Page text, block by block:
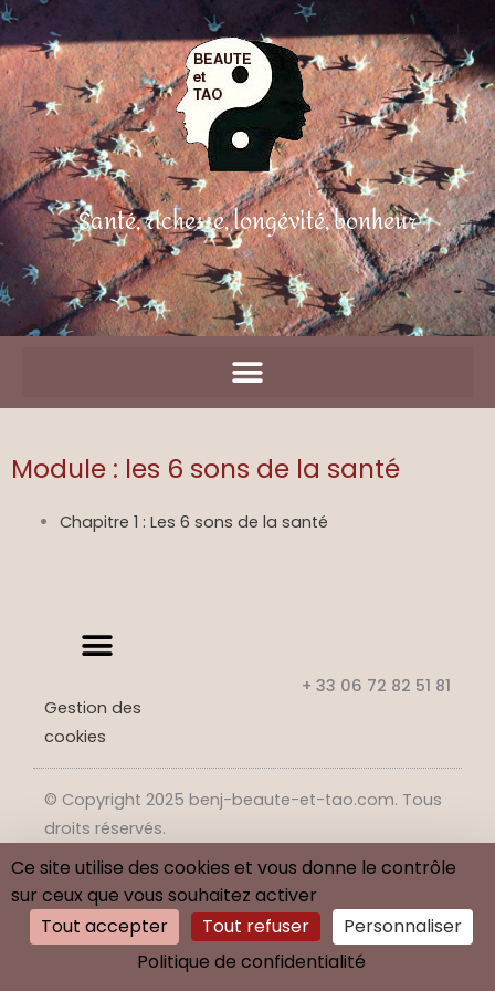
Aller
au
contenu
Santé, richesse, longévité, bonheur
Module : les 6 sons de la santé
Chapitre 1 : Les 6 sons de la santé
Gestion des
cookies
+ 33 06 72 82 51 81
© Copyright 2025 benj-beaute-et-tao.com. Tous
droits réservés.
F
c
e
b
o
o
k
T
i
t
t
e
r
G
o
g
l
e
-
p
P
n
t
e
r
e
s
Panneau de gestion des cookies
Ce site utilise des cookies et vous donne le contrôle
sur ceux que vous souhaitez activer
Tout accepter
Tout refuser
Personnaliser
Politique de confidentialité